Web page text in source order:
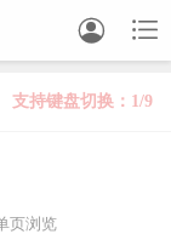


支持键盘切换：1/9
页浏览